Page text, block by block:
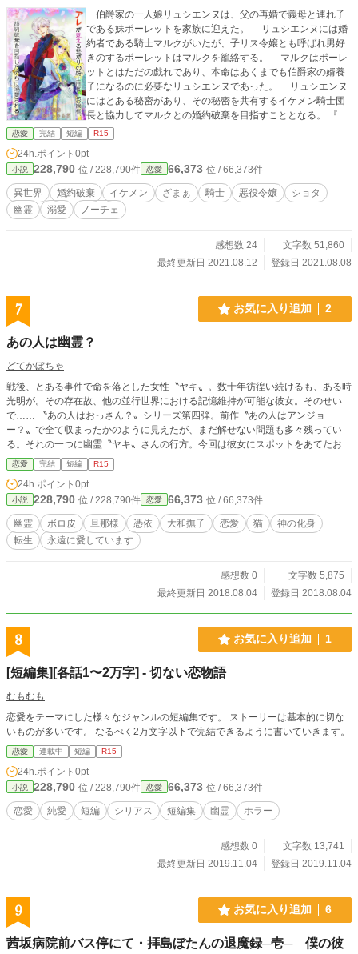
伯爵家の一人娘リュシエンヌは、父の再婚で義母と連れ子
である妹ポーレットを家族に迎えた。 リュシエンヌには婚
約者である騎士マルクがいたが、子リス令嬢とも呼ばれ男好
きのするポーレットはマルクを籠絡する。 マルクはポーレ
ットとはただの戯れであり、本命はあくまでも伯爵家の婿養
子になるのに必要なリュシエンヌであった。 リュシエンヌ
にはとある秘密があり、その秘密を共有するイケメン騎士団
長と協力してマルクとの婚約破棄を目指すこととなる。 『カ
クヨム』『なろう』様にも掲載中です。
恋愛 完結 短編 R15
24h.ポイント 0pt
小説 228,790 位 / 228,790件 恋愛 66,373 位 / 66,373件
異世界 婚約破棄 イケメン ざまぁ 騎士 悪役令嬢
ショタ
幽霊
溺愛 ノーチェ
感想数 24
文字数 51,860
最終更新日 2021.08.12
登録日 2021.08.08
7 お気に入り追加 2
あの人は幽霊？
どてかぼちゃ
戦後、とある事件で命を落とした女性〝ヤキ〟。数十年彷徨い続けるも、ある時
光明が。その存在故、他の並行世界における記憶維持が可能な彼女。そのせい
で…… 〝あの人はおっさん？〟シリーズ第四弾。前作〝あの人はアンジョ
ー？〟で全て収まったかのように見えたが、まだ解せない問題も多々残ってい
る。それの一つに幽霊〝ヤキ〟さんの行方。今回は彼女にスポットをあてたお話
です。（あの人シリーズはカクヨム様にて掲載） 以上を踏まえて、『早咲き
の向日葵と遅れた夏休み』を楽しんでいただけたらなと思います。
恋愛 完結 短編 R15
24h.ポイント 0pt
小説 228,790 位 / 228,790件 恋愛 66,373 位 / 66,373件
幽霊 ボロ皮 旦那様 憑依 大和撫子 恋愛 猫
神の化身
転生
永遠に愛しています
感想数 0
文字数 5,875
最終更新日 2018.08.04
登録日 2018.08.04
8 お気に入り追加 1
[短編集][各話1〜2万字] - 切ない恋物語
むもむも
恋愛をテーマにした様々なジャンルの短編集です。 ストーリーは基本的に切な
いものが多いです。 なるべく2万文字以下で完結できるように書いていきます。
恋愛 連載中 短編 R15
24h.ポイント 0pt
小説 228,790 位 / 228,790件 恋愛 66,373 位 / 66,373件
恋愛 純愛 短編 シリアス 短編集 幽霊 ホラー
感想数 0
文字数 13,741
最終更新日 2019.11.04
登録日 2019.11.04
9 お気に入り追加 6
茜坂病院前バス停にて・拝島ぼたんの退魔録─壱─ 僕の彼